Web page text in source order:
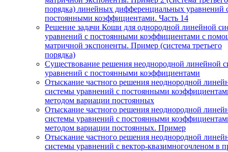
порядка) линейных дифференциальных уравнений
постоянными коэффициентами. Часть 14
Решение задачи Коши для однородной линейной
уравнений с постоянными коэффициентами с
матричной экспоненты. Пример (система третьего
порядка)
Существование решения неоднородной линейной
уравнений с постоянными коэффициентами
Отыскание частного решения неоднородной
системы уравнений с постоянными
методом вариации постоянных
Отыскание частного решения неоднородной
системы уравнений с постоянными
методом вариации постоянных. Пример
Отыскание частного решения неоднородной
системы уравнений с вектор-квазимногочленом в